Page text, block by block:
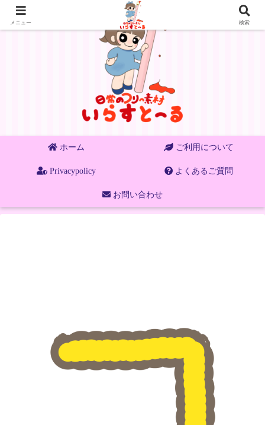
ホーム ご利用について
Privacypolicy よくあるご質問
お問い合わせ
メニュー 検索